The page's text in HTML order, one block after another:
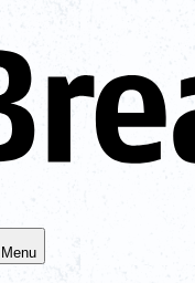
Menu